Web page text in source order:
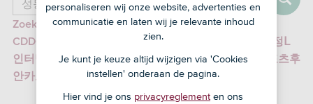
Zoek in particuliere informatie naar '성동바둑이
CDDC7͵C0M 프로모션코드 B77 미국프로야구경기일정Ⅼ
인터넷축구중계사이트ჶ미네소타중계ῖ서초홀덤น스포츠후
안카요/'
personaliseren wij onze website, advertenties en
communicatie en laten wij je relevante inhoud
zien.
Je kunt je keuze altijd wijzigen via 'Cookies
instellen' onderaan de pagina.
Hier vind je ons privacyreglement en ons